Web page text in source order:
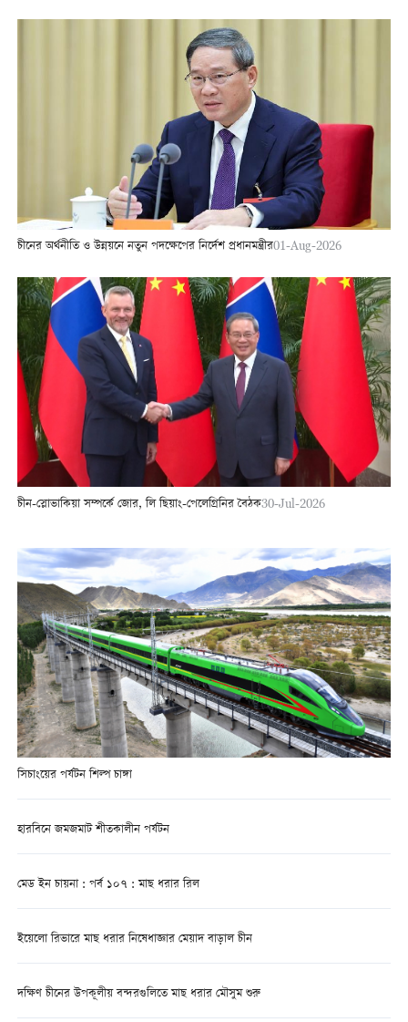
চীনের অর্থনীতি ও উন্নয়নে নতুন পদক্ষেপের নির্দেশ প্রধানমন্ত্রীর01-Aug-2026
চীন-স্লোভাকিয়া সম্পর্কে জোর, লি ছিয়াং-পেলেগ্রিনির বৈঠক30-Jul-2026
সিচাংয়ের পর্যটন শিল্প চাঙ্গা
হারবিনে জমজমাট শীতকালীন পর্যটন
মেড ইন চায়না : পর্ব ১০৭ : মাছ ধরার রিল
ইয়েলো রিভারে মাছ ধরার নিষেধাজ্ঞার মেয়াদ বাড়াল চীন
দক্ষিণ চীনের উপকূলীয় বন্দরগুলিতে মাছ ধরার মৌসুম শুরু